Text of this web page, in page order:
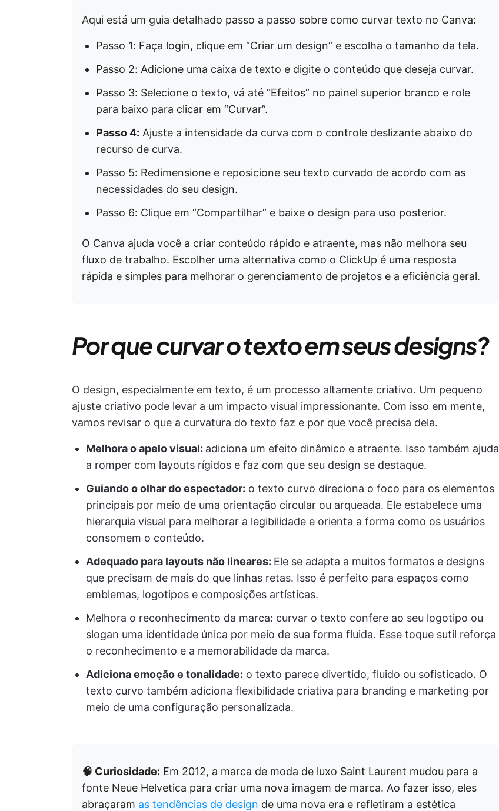
Aqui está um guia detalhado passo a passo sobre como curvar texto no Canva:
Passo 1: Faça login, clique em “Criar um design” e escolha o tamanho da tela.
Passo 2: Adicione uma caixa de texto e digite o conteúdo que deseja curvar.
Passo 3: Selecione o texto, vá até “Efeitos” no painel superior branco e role
para baixo para clicar em “Curvar”.
Passo 4: Ajuste a intensidade da curva com o controle deslizante abaixo do
recurso de curva.
Passo 5: Redimensione e reposicione seu texto curvado de acordo com as
necessidades do seu design.
Passo 6: Clique em “Compartilhar” e baixe o design para uso posterior.
O Canva ajuda você a criar conteúdo rápido e atraente, mas não melhora seu
fluxo de trabalho. Escolher uma alternativa como o ClickUp é uma resposta
rápida e simples para melhorar o gerenciamento de projetos e a eficiência geral.
Por que curvar o texto em seus designs?
O design, especialmente em texto, é um processo altamente criativo. Um pequeno
ajuste criativo pode levar a um impacto visual impressionante. Com isso em mente,
vamos revisar o que a curvatura do texto faz e por que você precisa dela.
Melhora o apelo visual: adiciona um efeito dinâmico e atraente. Isso também ajuda
a romper com layouts rígidos e faz com que seu design se destaque.
Guiando o olhar do espectador: o texto curvo direciona o foco para os elementos
principais por meio de uma orientação circular ou arqueada. Ele estabelece uma
hierarquia visual para melhorar a legibilidade e orienta a forma como os usuários
consomem o conteúdo.
Adequado para layouts não lineares: Ele se adapta a muitos formatos e designs
que precisam de mais do que linhas retas. Isso é perfeito para espaços como
emblemas, logotipos e composições artísticas.
Melhora o reconhecimento da marca: curvar o texto confere ao seu logotipo ou
slogan uma identidade única por meio de sua forma fluida. Esse toque sutil reforça
o reconhecimento e a memorabilidade da marca.
Adiciona emoção e tonalidade: o texto parece divertido, fluido ou sofisticado. O
texto curvo também adiciona flexibilidade criativa para branding e marketing por
meio de uma configuração personalizada.
🧠 Curiosidade: Em 2012, a marca de moda de luxo Saint Laurent mudou para a
fonte Neue Helvetica para criar uma nova imagem de marca. Ao fazer isso, eles
abraçaram as tendências de design de uma nova era e refletiram a estética